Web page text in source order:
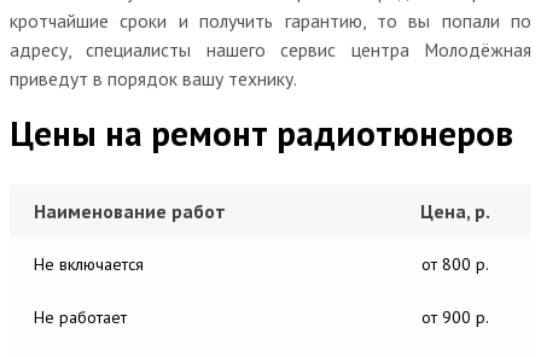
кротчайшие сроки и получить гарантию, то вы попали по
адресу, специалисты нашего сервис центра Молодёжная
приведут в порядок вашу технику.
Цены на ремонт радиотюнеров
Наименование работ Цена, р.
Не включается от 800 р.
Не работает от 900 р.